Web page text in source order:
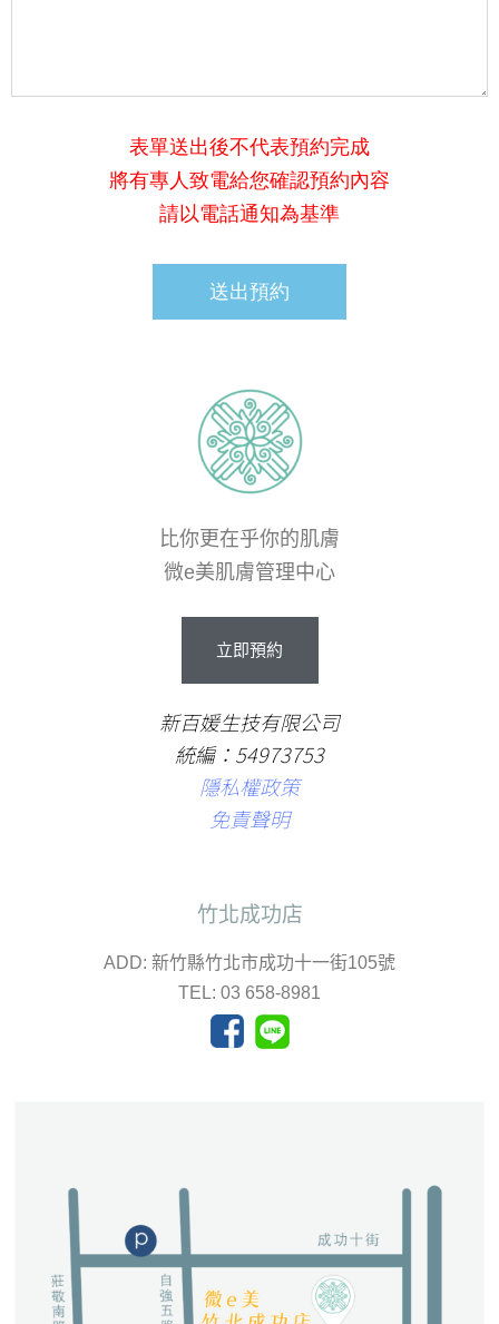
表單送出後不代表預約完成
將有專人致電給您確認預約內容
請以電話通知為基準
比你更在乎你的肌膚
微e美肌膚管理中心
立即預約
新百媛生技有限公司
統編：54973753
隱私權政策
免責聲明
竹北成功店
ADD: 新竹縣竹北市成功十一街105號
TEL: 03 658-8981